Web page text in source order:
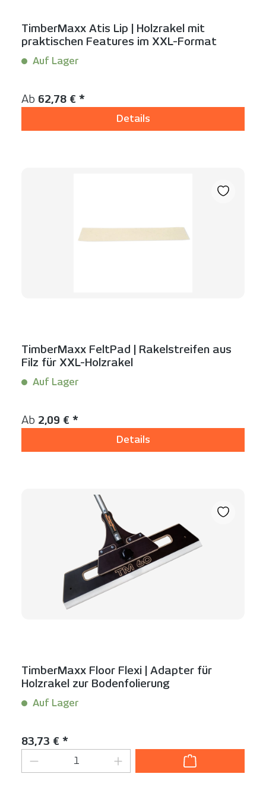
TimberMaxx Atis Lip | Holzrakel mit
praktischen Features im XXL-Format
Auf Lager
Regulärer Preis:
Ab 62,78 € *
Details
TimberMaxx FeltPad | Rakelstreifen aus
Filz für XXL-Holzrakel
Auf Lager
Regulärer Preis:
Ab 2,09 € *
Details
TimberMaxx Floor Flexi | Adapter für
Holzrakel zur Bodenfolierung
Auf Lager
Regulärer Preis:
83,73 € *
Produkt Anzahl: Gib den